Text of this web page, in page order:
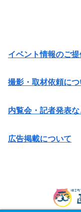
イベント情報のご
撮影・取材依頼につ
内覧会・記者発表
広告掲載について